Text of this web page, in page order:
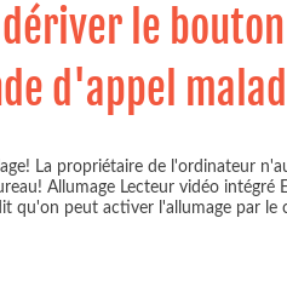
le
d'appel
La propriétaire de l'ordinateur
Allumage Lecteur vidéo intégré
qu'on peut activer l'allumage par le